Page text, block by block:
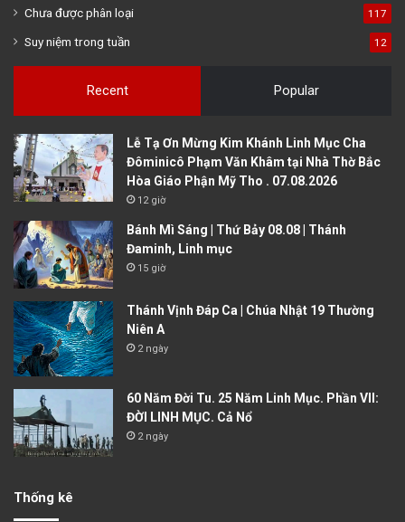
Chưa được phân loại 117
Suy niệm trong tuần 12
Recent Popular
Lễ Tạ Ơn Mừng Kim Khánh Linh Mục Cha
Đôminicô Phạm Văn Khâm tại Nhà Thờ Bắc
Hòa Giáo Phận Mỹ Tho . 07.08.2026
12 giờ
Bánh Mì Sáng | Thứ Bảy 08.08 | Thánh
Đaminh, Linh mục
15 giờ
Thánh Vịnh Đáp Ca | Chúa Nhật 19 Thường
Niên A
2 ngày
60 Năm Đời Tu. 25 Năm Linh Mục. Phần VII:
ĐỜI LINH MỤC. Cả Nổ
2 ngày
Thống kê